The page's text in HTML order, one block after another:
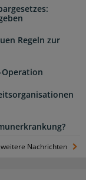
Regeln zur
weitere Nachrichten